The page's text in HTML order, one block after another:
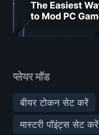
प्लेयर मॉड
बीयर टोकन सेट करें
मास्टरी पॉइंट्स सेट करें